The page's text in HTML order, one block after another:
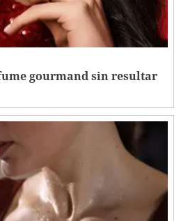
gourmand sin resultar